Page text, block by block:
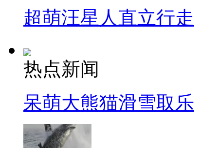
超萌汪星人直立行走
热点新闻
呆萌大熊猫滑雪取乐